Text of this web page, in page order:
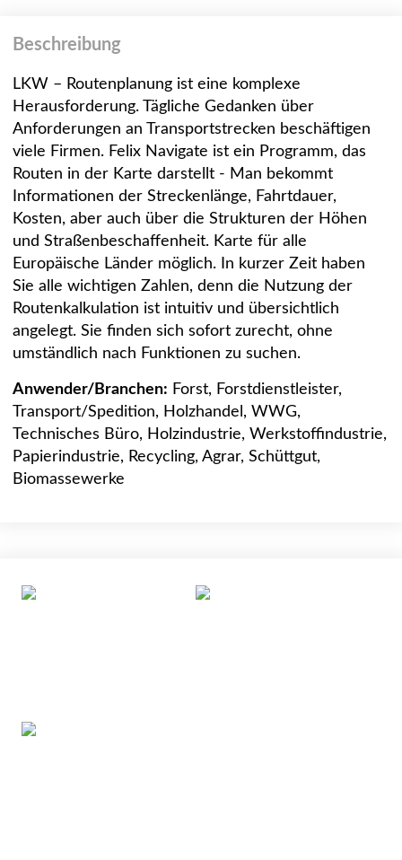
Beschreibung
LKW – Routenplanung ist eine komplexe
Herausforderung. Tägliche Gedanken über
Anforderungen an Transportstrecken beschäftigen
viele Firmen. Felix Navigate ist ein Programm, das
Routen in der Karte darstellt - Man bekommt
Informationen der Streckenlänge, Fahrtdauer,
Kosten, aber auch über die Strukturen der Höhen
und Straßenbeschaffenheit. Karte für alle
Europäische Länder möglich. In kurzer Zeit haben
Sie alle wichtigen Zahlen, denn die Nutzung der
Routenkalkulation ist intuitiv und übersichtlich
angelegt. Sie finden sich sofort zurecht, ohne
umständlich nach Funktionen zu suchen.
Anwender/Branchen: Forst, Forstdienstleister,
Transport/Spedition, Holzhandel, WWG,
Technisches Büro, Holzindustrie, Werkstoffindustrie,
Papierindustrie, Recycling, Agrar, Schüttgut,
Biomassewerke